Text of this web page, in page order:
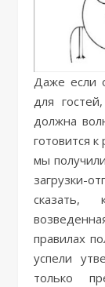
Даже если
для
должна
готовится
мы
загрузки-
правилах
успели
только